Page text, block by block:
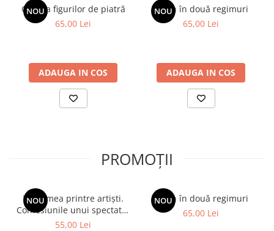
NOU
Galeria figurilor de piatră
65,00 Lei
ADAUGA IN COS
NOU
Spion în două regimuri
65,00 Lei
ADAUGA IN COS
PROMOȚII
NOU
Viața mea printre artiști.
Confesiunile unui spectator
fidel
55,00 Lei
NOU
Spion în două regimuri
65,00 Lei